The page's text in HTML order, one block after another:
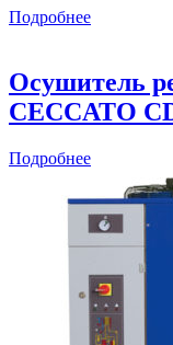
Подробнее
Осушитель
CECCATO
Подробнее